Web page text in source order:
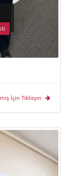
İçin Tıklayın